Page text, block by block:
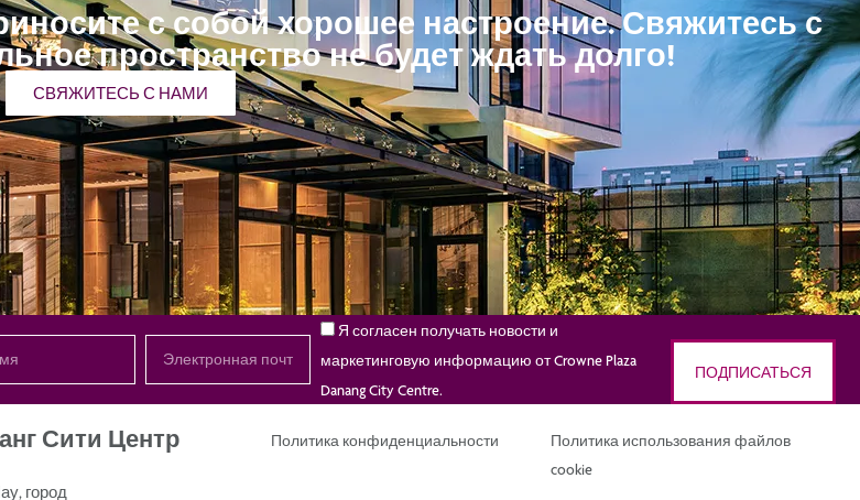
с собой хорошее настроение. Свяжитесь с
пространство не будет ждать долго!
СВЯЖИТЕСЬ С НАМИ
Я согласен получать новости и
маркетинговую информацию от Crowne Plaza
Danang City Centre.
ПОДПИСАТЬСЯ
Сити Центр
город
Политика конфиденциальности
Политика использования файлов
cookie